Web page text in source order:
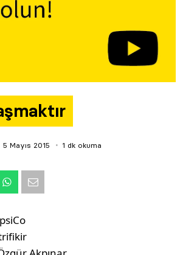
5 Mayıs 2015 1 dk okuma